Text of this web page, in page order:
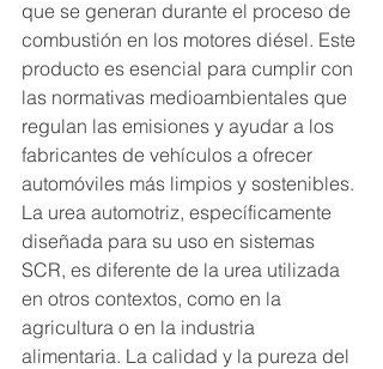
que se generan durante el proceso de
combustión en los motores diésel. Este
producto es esencial para cumplir con
las normativas medioambientales que
regulan las emisiones y ayudar a los
fabricantes de vehículos a ofrecer
automóviles más limpios y sostenibles.
La urea automotriz, específicamente
diseñada para su uso en sistemas
SCR, es diferente de la urea utilizada
en otros contextos, como en la
agricultura o en la industria
alimentaria. La calidad y la pureza del